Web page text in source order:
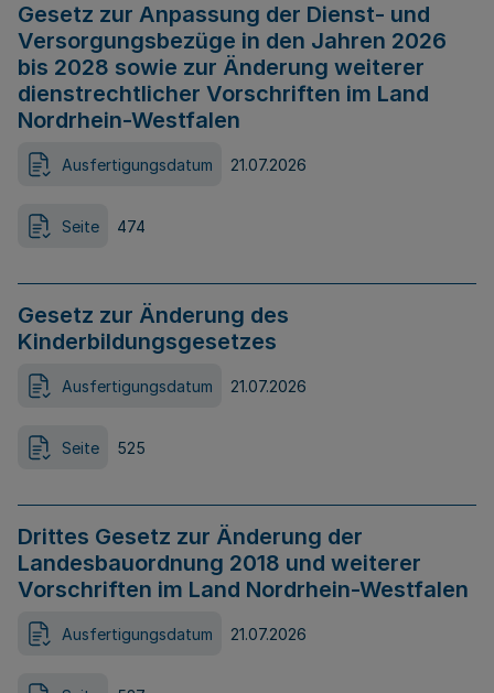
Gesetz zur Anpassung der Dienst- und
Versorgungsbezüge in den Jahren 2026
bis 2028 sowie zur Änderung weiterer
dienstrechtlicher Vorschriften im Land
Nordrhein-Westfalen
Ausfertigungsdatum 21.07.2026
Seite 474
Gesetz zur Änderung des
Kinderbildungsgesetzes
Ausfertigungsdatum 21.07.2026
Seite 525
Drittes Gesetz zur Änderung der
Landesbauordnung 2018 und weiterer
Vorschriften im Land Nordrhein-Westfalen
Ausfertigungsdatum 21.07.2026